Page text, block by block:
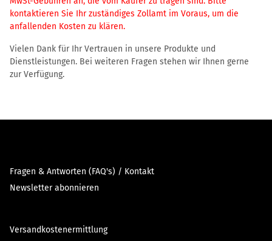
kontaktieren Sie Ihr zuständiges Zollamt im Voraus, um die
anfallenden Kosten zu klären.
Vielen Dank für Ihr Vertrauen in unsere Produkte und
Dienstleistungen. Bei weiteren Fragen stehen wir Ihnen gerne
zur Verfügung.
Fragen & Antworten (FAQ's) / Kontakt
Newsletter abonnieren
Versandkostenermittlung